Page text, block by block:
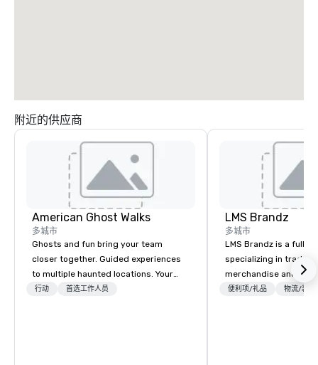
附近的供应商
American Ghost Walks
多城市
Ghosts and fun bring your team
closer together. Guided experiences
to multiple haunted locations. Your
group will be treated to a ghostly
行动 首选工作人员
LMS Brandz
多城市
LMS Brandz is a full-
specializing in trade
merchandise and
booth giveaways and
便利项/礼品 物流/装饰